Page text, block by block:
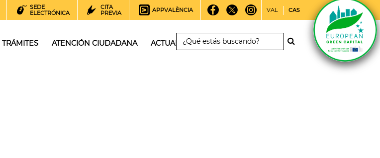
SEDE
ELECTRÓNICA
CITA
PREVIA
APPVALÈNCIA VAL CAS
TRÁMITES ATENCIÓN CIUDADANA ACTUALIDAD